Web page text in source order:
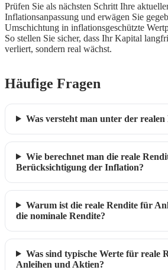
Prüfen Sie als nächsten Schritt Ihre
Inflationsanpassung und erwägen Sie
Umschichtung in inflationsgeschützte
So stellen Sie sicher, dass Ihr Kapital
verliert, sondern real wächst.
Häufige Fragen
Was versteht man unter der realen
Wie berechnet man die reale
Berücksichtigung der Inflation?
Warum ist die reale Rendite für
die nominale Rendite?
Was sind typische Werte für reale
Anleihen und Aktien?